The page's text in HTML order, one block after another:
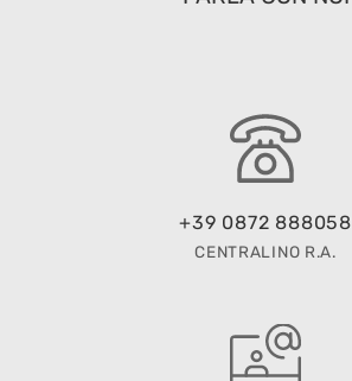
+39 0872 888058
CENTRALINO R.A.